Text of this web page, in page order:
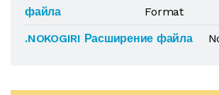
файла
Format
.NOKOGIRI Расширение файла